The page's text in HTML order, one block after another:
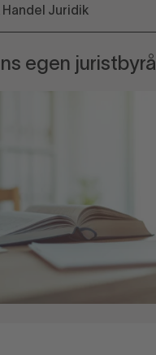
Handel Juridik
egen juristbyrå